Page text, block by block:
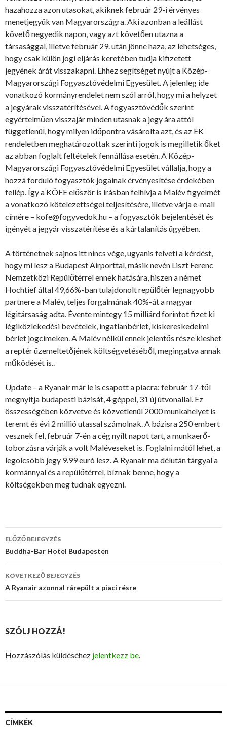
hazahozza azon utasokat, akiknek február 29-i érvényes
menetjegyük van Magyarországra. Aki azonban a leállást
követő negyedik napon, vagy azt követően utazna a
társasággal, illetve február 29. után jönne haza, az lehetséges,
hogy csak külön jogi eljárás keretében tudja kifizetett
jegyének árát visszakapni. Ehhez segítséget nyújt a Közép-
Magyarországi Fogyasztóvédelmi Egyesület. A jelenleg ide
vonatkozó kormányrendelet nem szól arról, hogy mi a helyzet
a jegyárak visszatérítésével. A fogyasztóvédők szerint
egyértelműen visszajár minden utasnak a jegy ára attól
függetlenül, hogy milyen időpontra vásárolta azt, és az EK
rendeletben meghatározottak szerinti jogok is megilletik őket
az abban foglalt feltételek fennállása esetén. A Közép-
Magyarországi Fogyasztóvédelmi Egyesület vállalja, hogy a
hozzá forduló fogyasztók jogainak érvényesítése érdekében
fellép. Így a KÖFE először is írásban felhívja a Malév figyelmét
a vonatkozó kötelezettségei teljesítésére, illetve várja e-mail
címére – kofe@fogyvedok.hu – a fogyasztók bejelentését és
igényét a jegyár visszatérítése és a kártalanítás ügyében.
A történetnek sajnos itt nincs vége, ugyanis felveti a kérdést,
hogy mi lesz a Budapest Airporttal, másik nevén Liszt Ferenc
Nemzetközi Repülőtérrel ennek hatására, hiszen a német
Hochtief által 49,66%-ban tulajdonolt repülőtér legnagyobb
partnere a Malév, teljes forgalmának 40%-át a magyar
légitársaság adta. Évente mintegy 15 milliárd forintot fizet ki
légiközlekedési bevételek, ingatlanbérlet, kiskereskedelmi
bérlet jogcímeken. A Malév nélkül ennek jelentős része kieshet
a reptér üzemeltetőjének költségvetéséből, megingatva annak
működését is..
Update – a Ryanair már le is csapott a piacra: február 17-től
megnyitja budapesti bázisát, 4 géppel, 31 új útvonallal. Ez
összességében közvetve és közvetlenül 2000 munkahelyet is
teremt és évi 2 millió utassal számolnak. A bázisra 250 embert
vesznek fel, február 7-én a cég nyílt napot tart, a munkaerő-
toborzásra várják a volt Maléveseket is. Foglalni mától lehet, a
legolcsóbb jegy 9.99 euró lesz. A Ryanair ma délután tárgyal a
kormánnyal és a repülőtérrel, bíznak benne, hogy a
költségekben meg tudnak egyezni.
Bejegyzés
navigáció
ELŐZŐ BEJEGYZÉS
Buddha-Bar Hotel Budapesten
KÖVETKEZŐ BEJEGYZÉS
A Ryanair azonnal rárepült a piaci résre
SZÓLJ HOZZÁ!
Hozzászólás küldéséhez jelentkezz be.
CÍMKÉK